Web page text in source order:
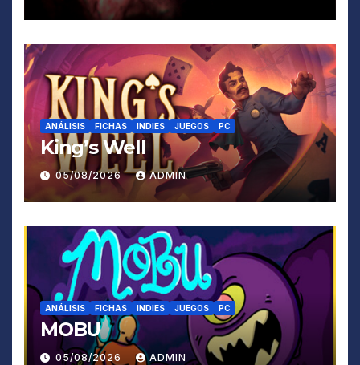
ANÁLISIS FICHAS INDIES JUEGOS PC
King’s Well
05/08/2026 ADMIN
ANÁLISIS FICHAS INDIES JUEGOS PC
MOBU
05/08/2026 ADMIN